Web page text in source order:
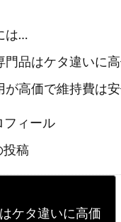
は…
門品はケタ違いに
が高価で維持費は
フィール
投稿
ケタ違いに高価